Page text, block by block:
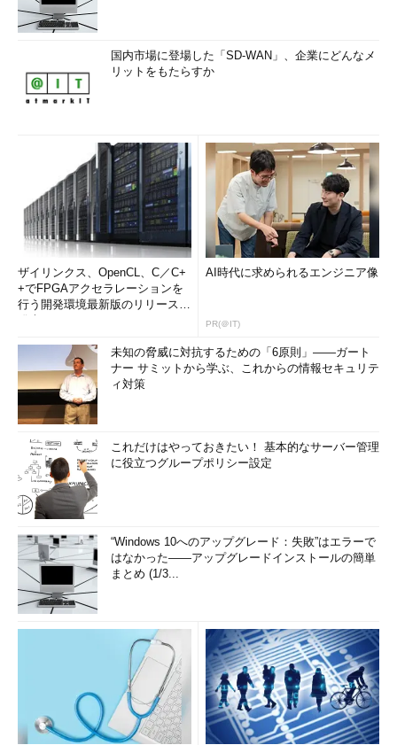
国内市場に登場した「SD-WAN」、企業にどんなメ
リットをもたらすか
ザイリンクス、OpenCL、C／C+
+でFPGAアクセラレーションを
行う開発環境最新版のリリースを
AI時代に求められるエンジニア像
PR(＠IT)
未知の脅威に対抗するための「6原則」――ガート
ナー サミットから学ぶ、これからの情報セキュリテ
ィ対策
これだけはやっておきたい！ 基本的なサーバー管理
に役立つグループポリシー設定
“Windows 10へのアップグレード：失敗”はエラーで
はなかった――アップグレードインストールの簡単
まとめ (1/3...